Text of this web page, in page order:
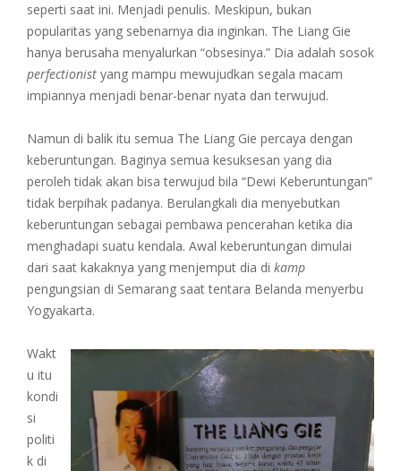
seperti saat ini. Menjadi penulis. Meskipun, bukan
popularitas yang sebenarnya dia inginkan. The Liang Gie
hanya berusaha menyalurkan “obsesinya.” Dia adalah sosok
perfectionist yang mampu mewujudkan segala macam
impiannya menjadi benar-benar nyata dan terwujud.
Namun di balik itu semua The Liang Gie percaya dengan
keberuntungan. Baginya semua kesuksesan yang dia
peroleh tidak akan bisa terwujud bila “Dewi Keberuntungan”
tidak berpihak padanya. Berulangkali dia menyebutkan
keberuntungan sebagai pembawa pencerahan ketika dia
menghadapi suatu kendala. Awal keberuntungan dimulai
dari saat kakaknya yang menjemput dia di kamp
pengungsian di Semarang saat tentara Belanda menyerbu
Yogyakarta.
Wakt
u itu
kondi
si
politi
k di